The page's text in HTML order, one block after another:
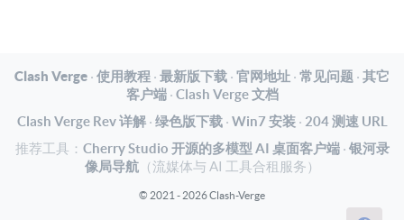
Clash Verge · 使用教程 · 最新版下载 · 官网地址 · 常见问题 · 其它
客户端· Clash Verge 文档
Clash Verge Rev 详解· 绿色版下载· Win7 安装· 204 测速 URL
推荐工具： Cherry Studio 开源的多模型 AI 桌面客户端· 银河录
像局导航（流媒体与 AI 工具合租服务）
© 2021 - 2026 Clash-Verge